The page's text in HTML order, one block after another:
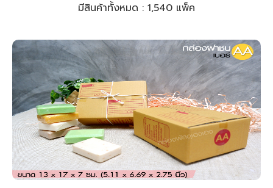
มีสินค้าทั้งหมด : 1,540 แพ็ค